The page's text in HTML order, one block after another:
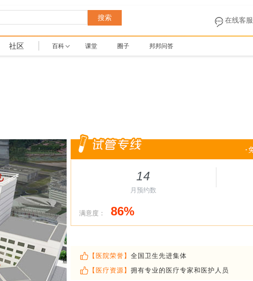
搜索 在线客服
社区 百科 课堂 圈子 邦邦问答
14
月预约数
满意度： 86%
【医院荣誉】 全国卫生先进集体
【医疗资源】 拥有专业的医疗专家和医护人员